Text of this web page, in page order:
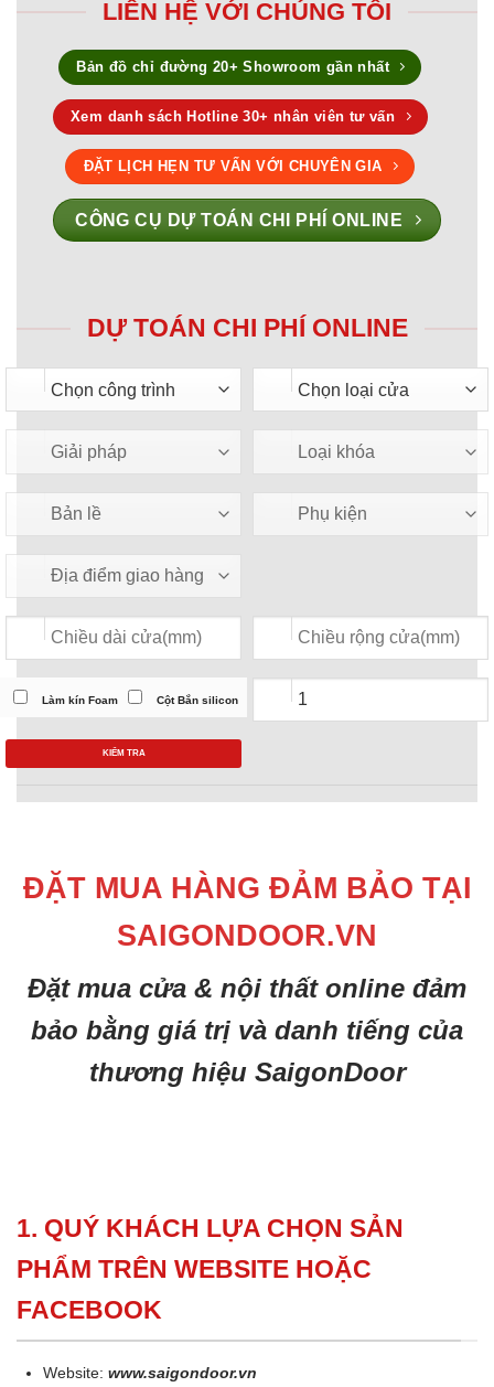
LIÊN HỆ VỚI CHÚNG TÔI
Bản đồ chỉ đường 20+ Showroom gần nhất
Xem danh sách Hotline 30+ nhân viên tư vấn
ĐẶT LỊCH HẸN TƯ VẤN VỚI CHUYÊN GIA
CÔNG CỤ DỰ TOÁN CHI PHÍ ONLINE
DỰ TOÁN CHI PHÍ ONLINE
Làm kín Foam Cột Bắn silicon
KIỂM TRA
ĐẶT MUA HÀNG ĐẢM BẢO TẠI
SAIGONDOOR.VN
Đặt mua cửa & nội thất online đảm
bảo bằng giá trị và danh tiếng của
thương hiệu SaigonDoor
1. QUÝ KHÁCH LỰA CHỌN SẢN
PHẨM TRÊN WEBSITE HOẶC
FACEBOOK
Website:www.saigondoor.vn